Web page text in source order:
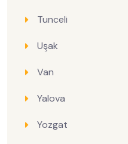
Tunceli
Uşak
Van
Yalova
Yozgat